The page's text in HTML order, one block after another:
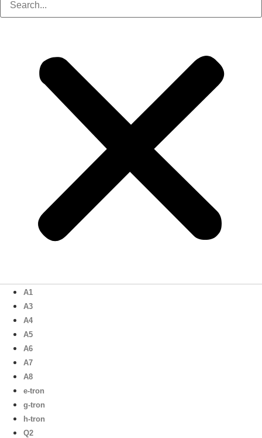
A1
A3
A4
A5
A6
A7
A8
e-tron
g-tron
h-tron
Q2